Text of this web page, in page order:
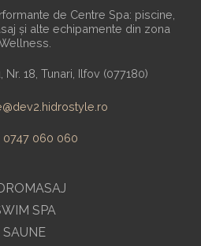
SPA
SAUNE
de Centre Spa: piscine,
și alte echipamente din zona
Nr. 18, Tunari, Ilfov (077180)
0747 060 060